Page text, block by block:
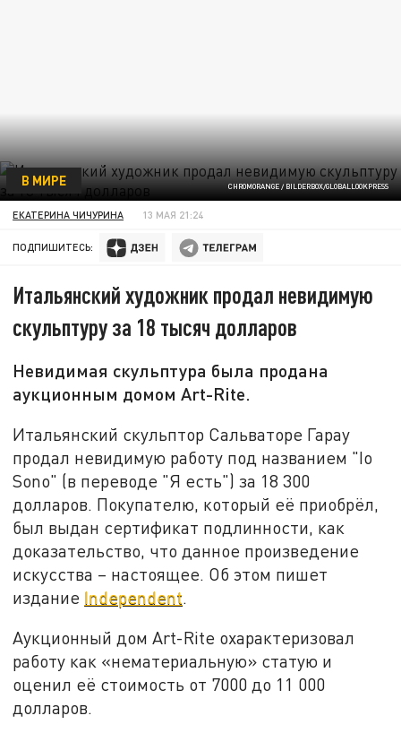
CHROMORANGE / BILDERBOX/GLOBALLOOKPRESS
В МИРЕ
ЕКАТЕРИНА ЧИЧУРИНА 13 МАЯ 21:24
ПОДПИШИТЕСЬ:
Итальянский художник продал невидимую
скульптуру за 18 тысяч долларов
Невидимая скульптура была продана
аукционным домом Art-Rite.
Итальянский скульптор Сальваторе Гарау
продал невидимую работу под названием "Io
Sono" (в переводе "Я есть") за 18 300
долларов. Покупателю, который её приобрёл,
был выдан сертификат подлинности, как
доказательство, что данное произведение
искусства – настоящее. Об этом пишет
издание Independent.
Аукционный дом Art-Rite охарактеризовал
работу как «нематериальную» статую и
оценил её стоимость от 7000 до 11 000
долларов.